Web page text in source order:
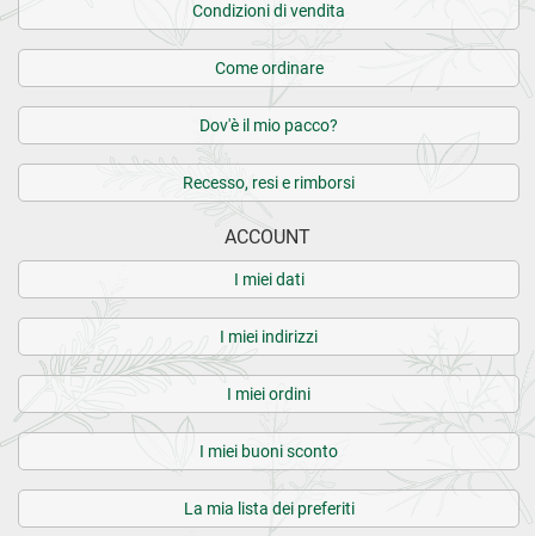
Condizioni di vendita
Come ordinare
Dov'è il mio pacco?
Recesso, resi e rimborsi
ACCOUNT
I miei dati
I miei indirizzi
I miei ordini
I miei buoni sconto
La mia lista dei preferiti